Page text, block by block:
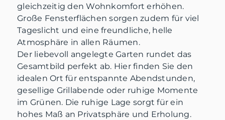
gleichzeitig den Wohnkomfort erhöhen.
Große Fensterflächen sorgen zudem für viel
Tageslicht und eine freundliche, helle
Atmosphäre in allen Räumen.
Der liebevoll angelegte Garten rundet das
Gesamtbild perfekt ab. Hier finden Sie den
idealen Ort für entspannte Abendstunden,
gesellige Grillabende oder ruhige Momente
im Grünen. Die ruhige Lage sorgt für ein
hohes Maß an Privatsphäre und Erholung.